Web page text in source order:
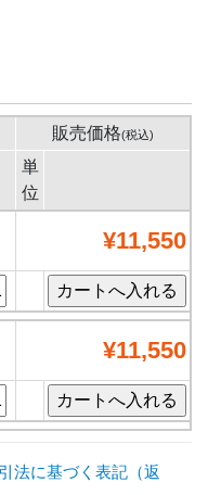
販売価格(税込)
単
位
¥11,550
¥11,550
法に基づく表記（返